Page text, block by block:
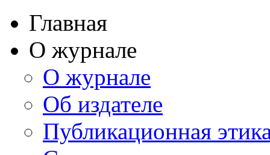
Главная
О журнале
О журнале
Об издателе
Публикационная